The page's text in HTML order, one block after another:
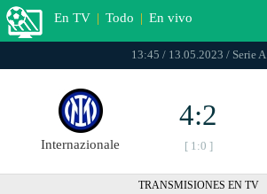
En TV | Todo | En vivo
13:45 / 13.05.2023 / Serie A
Internazionale
4:2
[ 1:0 ]
TRANSMISIONES EN TV